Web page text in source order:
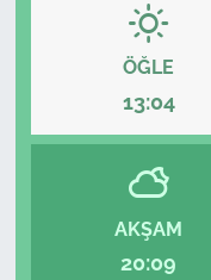
ÖĞLE
13:04
AKŞAM
20:09